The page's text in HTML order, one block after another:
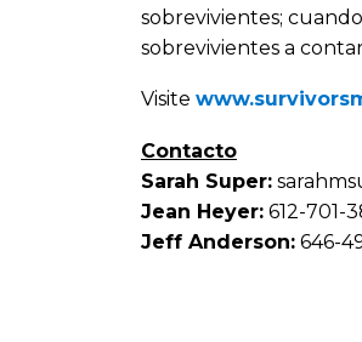
sobrevivientes;
sobrevivientes a
Visite
Contacto
Sarah Super:
Jean Heyer: 612-701-
Jeff Anderson: 646-